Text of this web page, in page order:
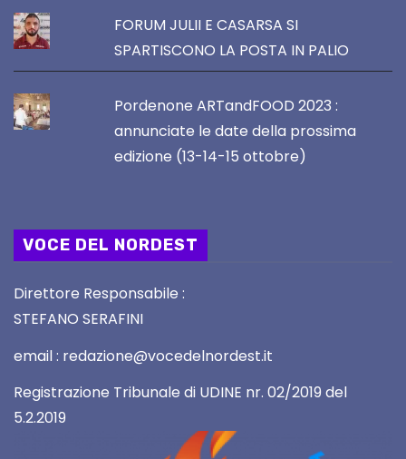
FORUM JULII E CASARSA SI
SPARTISCONO LA POSTA IN PALIO
Pordenone ARTandFOOD 2023 :
annunciate le date della prossima
edizione (13-14-15 ottobre)
VOCE DEL NORDEST
Direttore Responsabile :
STEFANO SERAFINI
email : redazione@vocedelnordest.it
Registrazione Tribunale di UDINE nr. 02/2019 del
5.2.2019